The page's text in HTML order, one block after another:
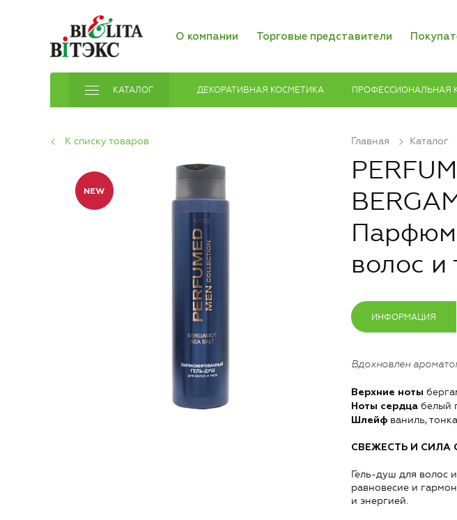
О компании Торговые представители
КАТАЛОГ ДЕКОРАТИВНАЯ КОСМЕТИКА ПРОФЕССИОНАЛЬНАЯ
Главная Каталог
К списку товаров
волос и
ИНФОРМАЦИЯ
Вдохновлен
Верхние ноты
Ноты сердца белый
Шлейф ваниль,
СВЕЖЕСТЬ И СИЛА
Гель-душ для волос
равновесие и
и энергией.